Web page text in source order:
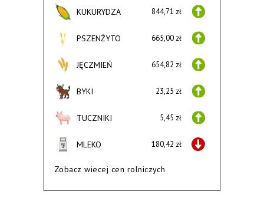
KUKURYDZA 844,71 zł
PSZENŻYTO 665,00 zł
JĘCZMIEŃ 654,82 zł
BYKI 23,25 zł
TUCZNIKI 5,45 zł
MLEKO 180,42 zł
Zobacz wiecej cen rolniczych